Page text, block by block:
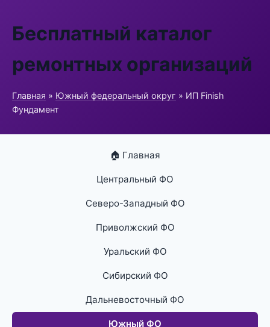
Бесплатный каталог
ремонтных организаций
Главная » Южный федеральный округ » ИП Finish
Фундамент
🏠 Главная
Центральный ФО
Северо-Западный ФО
Приволжский ФО
Уральский ФО
Сибирский ФО
Дальневосточный ФО
Южный ФО